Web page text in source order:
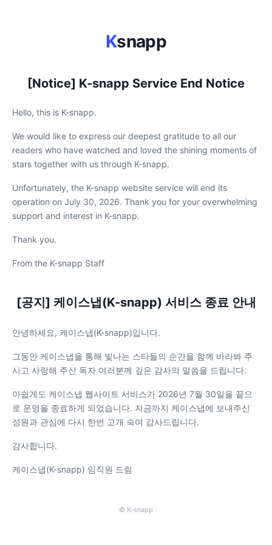
Ksnapp
[Notice] K-snapp Service End Notice
Hello, this is K-snapp.
We would like to express our deepest gratitude to all our
readers who have watched and loved the shining moments of
stars together with us through K-snapp.
Unfortunately, the K-snapp website service will end its
operation on July 30, 2026. Thank you for your overwhelming
support and interest in K-snapp.
Thank you.
From the K-snapp Staff
[공지] 케이스냅(K-snapp) 서비스 종료 안내
안녕하세요, 케이스냅(K-snapp)입니다.
그동안 케이스냅을 통해 빛나는 스타들의 순간을 함께 바라봐 주
시고 사랑해 주신 독자 여러분께 깊은 감사의 말씀을 드립니다.
아쉽게도 케이스냅 웹사이트 서비스가 2026년 7월 30일을 끝으
로 운영을 종료하게 되었습니다. 지금까지 케이스냅에 보내주신
성원과 관심에 다시 한번 고개 숙여 감사드립니다.
감사합니다.
케이스냅(K-snapp) 임직원 드림
© K-snapp